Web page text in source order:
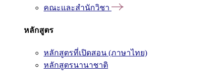
คณะและสำนักวิชา
หลักสูตร
หลักสูตรที่เปิดสอน (ภาษาไทย)
หลักสูตรนานาชาติ